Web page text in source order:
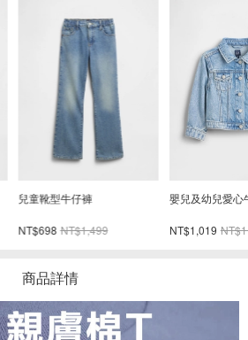
兒童靴型牛仔褲
NT$698 NT$1,499
嬰兒及幼兒愛心
NT$1,019
商品詳情